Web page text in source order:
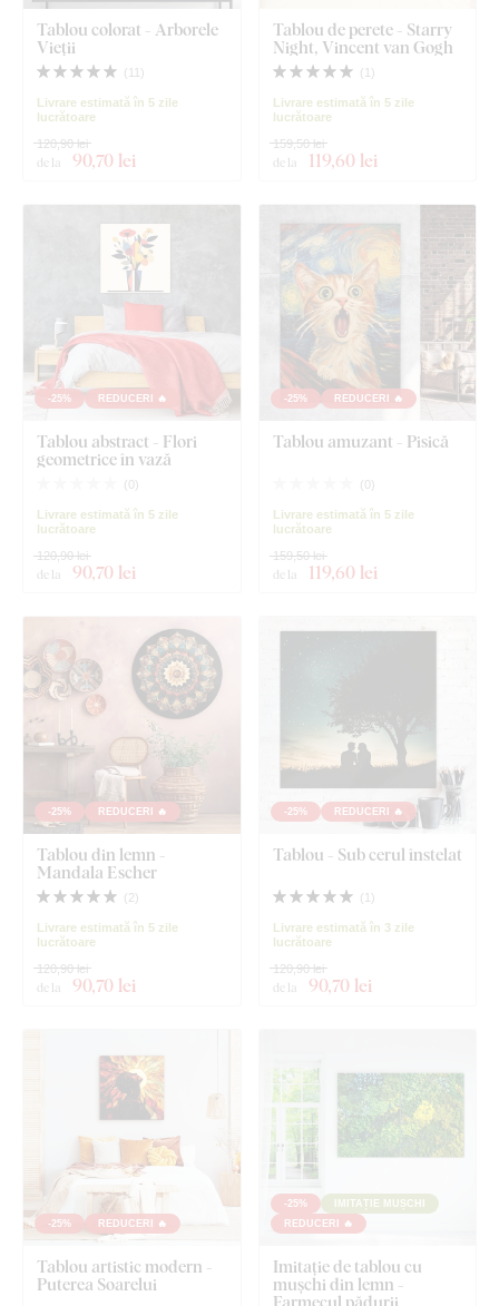
Tablou colorat - Arborele
Vieții
( 11 )
Livrare estimată în 5 zile
lucrătoare
de la 90,70 lei
120,90 lei
Tablou de perete - Starry
Night, Vincent van Gogh
( 1 )
Livrare estimată în 5 zile
lucrătoare
de la 119,60 lei
159,50 lei
-25% REDUCERI 🔥
Tablou abstract - Flori
geometrice în vază
( 0)
Livrare estimată în 5 zile
lucrătoare
de la 90,70 lei
120,90 lei
-25% REDUCERI 🔥
Tablou amuzant - Pisică
( 0)
Livrare estimată în 5 zile
lucrătoare
de la 119,60 lei
159,50 lei
-25% REDUCERI 🔥
Tablou din lemn -
Mandala Escher
( 2)
Livrare estimată în 5 zile
lucrătoare
de la 90,70 lei
120,90 lei
-25% REDUCERI 🔥
Tablou - Sub cerul înstelat
( 1 )
Livrare estimată în 3 zile
lucrătoare
de la 90,70 lei
120,90 lei
-25% REDUCERI 🔥
Tablou artistic modern -
Puterea Soarelui
-25%
IMITAȚIE MUȘCHI
REDUCERI 🔥
Imitație de tablou cu
mușchi din lemn -